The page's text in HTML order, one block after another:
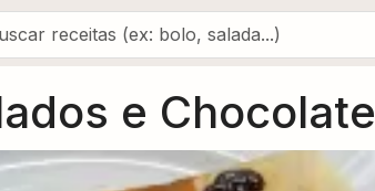
e Chocolate